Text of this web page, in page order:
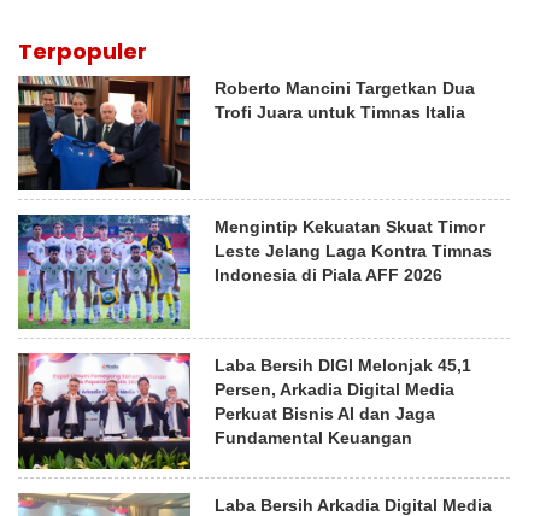
Terpopuler
Roberto Mancini Targetkan Dua
Trofi Juara untuk Timnas Italia
Mengintip Kekuatan Skuat Timor
Leste Jelang Laga Kontra Timnas
Indonesia di Piala AFF 2026
Laba Bersih DIGI Melonjak 45,1
Persen, Arkadia Digital Media
Perkuat Bisnis AI dan Jaga
Fundamental Keuangan
Laba Bersih Arkadia Digital Media